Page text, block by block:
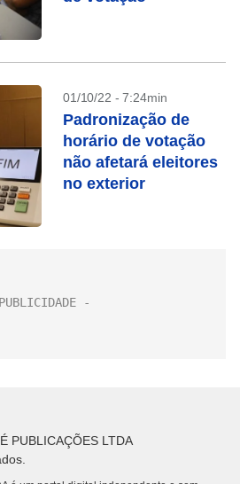
01/10/22 - 7:24min
Padronização de
horário de votação
não afetará eleitores
no exterior
PUBLICAÇÕES LTDA